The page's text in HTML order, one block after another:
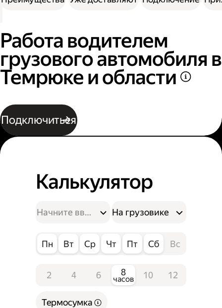
Работа водителем
грузового автомобиля в
Темрюке и области
Подключиться
Калькулятор
На грузовике
Пн Вт Ср Чт Пт Сб Вс
2 4 6 8
часов 10 12
Термосумка